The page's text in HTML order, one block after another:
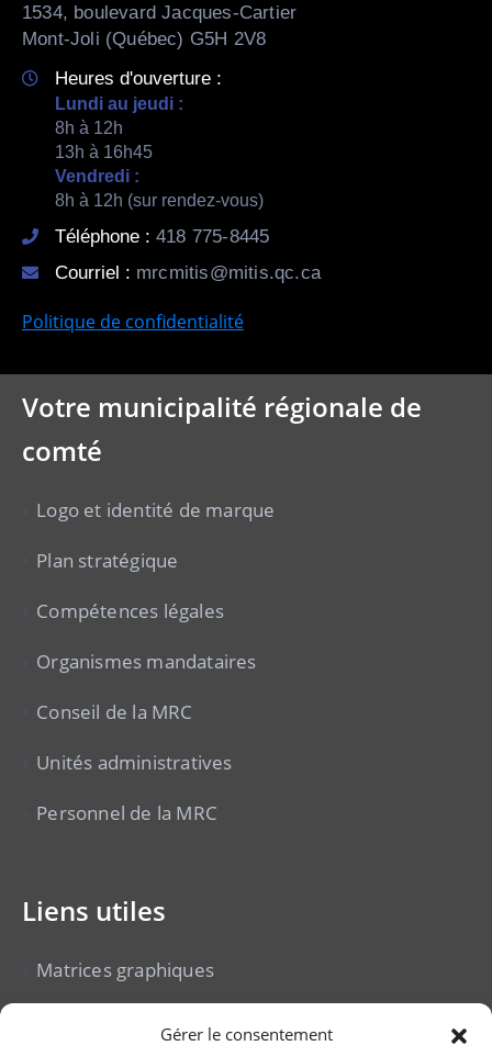
Gérer le consentement
1534, boulevard Jacques-Cartier
Mont-Joli (Québec) G5H 2V8
Heures d'ouverture :
Lundi au jeudi :
8h à 12h
13h à 16h45
Vendredi :
8h à 12h (sur rendez-vous)
Téléphone : 418 775-8445
Courriel : mrcmitis@mitis.qc.ca
Politique de confidentialité
Votre municipalité régionale de
comté
Logo et identité de marque
Plan stratégique
Compétences légales
Organismes mandataires
Conseil de la MRC
Unités administratives
Personnel de la MRC
Liens utiles
Matrices graphiques